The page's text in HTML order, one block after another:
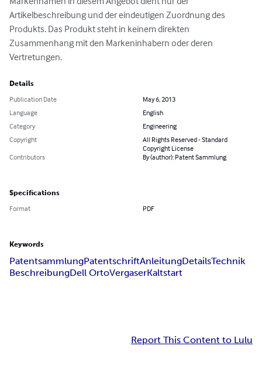
Artikelbeschreibung und der eindeutigen Zuordnung des
Produkts. Das Produkt steht in keinem direkten
Zusammenhang mit den Markeninhabern oder deren
Vertretungen.
Details
Publication Date
May 6, 2013
Language
English
Category
Engineering
Copyright
All Rights Reserved - Standard
Copyright License
Contributors
By (author): Patent Sammlung
Specifications
Format PDF
Keywords
PatentsammlungPatentschriftAnleitungDetailsTechnik
BeschreibungDell OrtoVergaserKaltstart
Report This Content to Lulu